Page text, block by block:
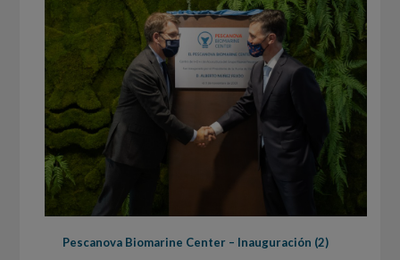
Pescanova Biomarine Center – Inauguración (2)